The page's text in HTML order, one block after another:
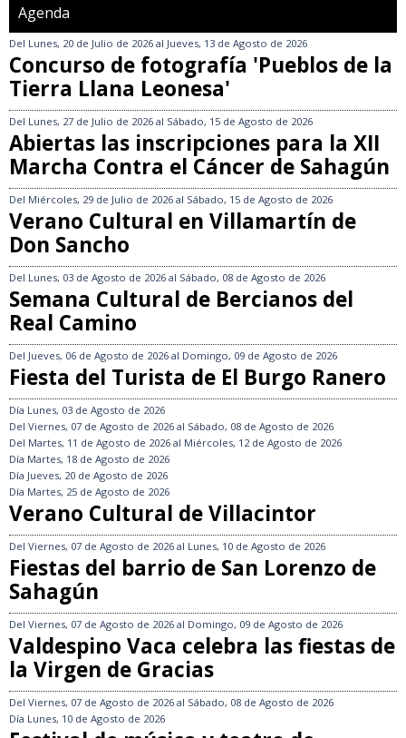
Agenda
Del Lunes, 20 de Julio de 2026 al Jueves, 13 de Agosto de 2026
Concurso de fotografía 'Pueblos de la
Tierra Llana Leonesa'
Del Lunes, 27 de Julio de 2026 al Sábado, 15 de Agosto de 2026
Abiertas las inscripciones para la XII
Marcha Contra el Cáncer de Sahagún
Del Miércoles, 29 de Julio de 2026 al Sábado, 15 de Agosto de 2026
Verano Cultural en Villamartín de
Don Sancho
Del Lunes, 03 de Agosto de 2026 al Sábado, 08 de Agosto de 2026
Semana Cultural de Bercianos del
Real Camino
Del Jueves, 06 de Agosto de 2026 al Domingo, 09 de Agosto de 2026
Fiesta del Turista de El Burgo Ranero
Día Lunes, 03 de Agosto de 2026
Del Viernes, 07 de Agosto de 2026 al Sábado, 08 de Agosto de 2026
Del Martes, 11 de Agosto de 2026 al Miércoles, 12 de Agosto de 2026
Día Martes, 18 de Agosto de 2026
Día Jueves, 20 de Agosto de 2026
Día Martes, 25 de Agosto de 2026
Verano Cultural de Villacintor
Del Viernes, 07 de Agosto de 2026 al Lunes, 10 de Agosto de 2026
Fiestas del barrio de San Lorenzo de
Sahagún
Del Viernes, 07 de Agosto de 2026 al Domingo, 09 de Agosto de 2026
Valdespino Vaca celebra las fiestas de
la Virgen de Gracias
Del Viernes, 07 de Agosto de 2026 al Sábado, 08 de Agosto de 2026
Día Lunes, 10 de Agosto de 2026